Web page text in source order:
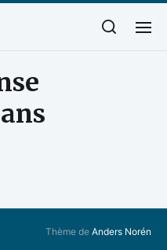
Thème de Anders Norén